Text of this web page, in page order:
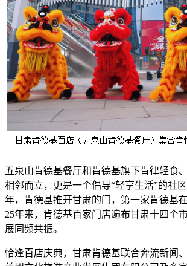
五泉山肯德基餐厅和肯德基旗下肯律轻食
相邻而立，更是一个倡导“轻享生活”的社
年，肯德基推开甘肃的门，第一家肯德基
25年来，肯德基百家门店遍布甘肃十四个
展同频共振。
恰逢百店庆典，甘肃肯德基联合奔流新闻